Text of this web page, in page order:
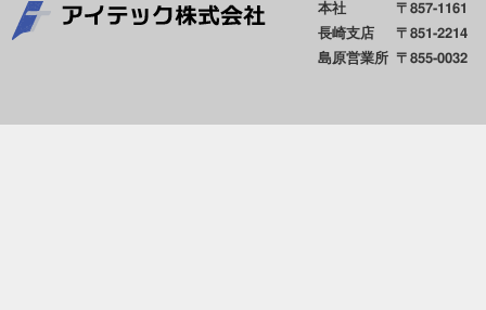
本社
〒857-1161
長崎支店
〒851-2214
島原営業所 〒855-0032